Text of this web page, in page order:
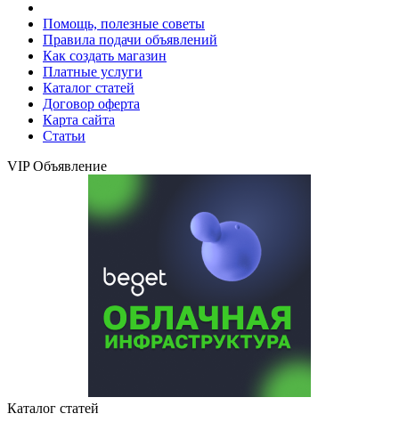
Помощь, полезные советы
Правила подачи объявлений
Как создать магазин
Платные услуги
Каталог статей
Договор оферта
Карта сайта
Статьи
VIP Объявление
Каталог статей